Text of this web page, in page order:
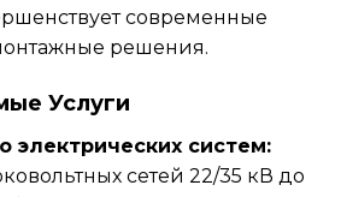
современные
решения.
Услуги
электрических систем:
сетей 22/35 кВ до